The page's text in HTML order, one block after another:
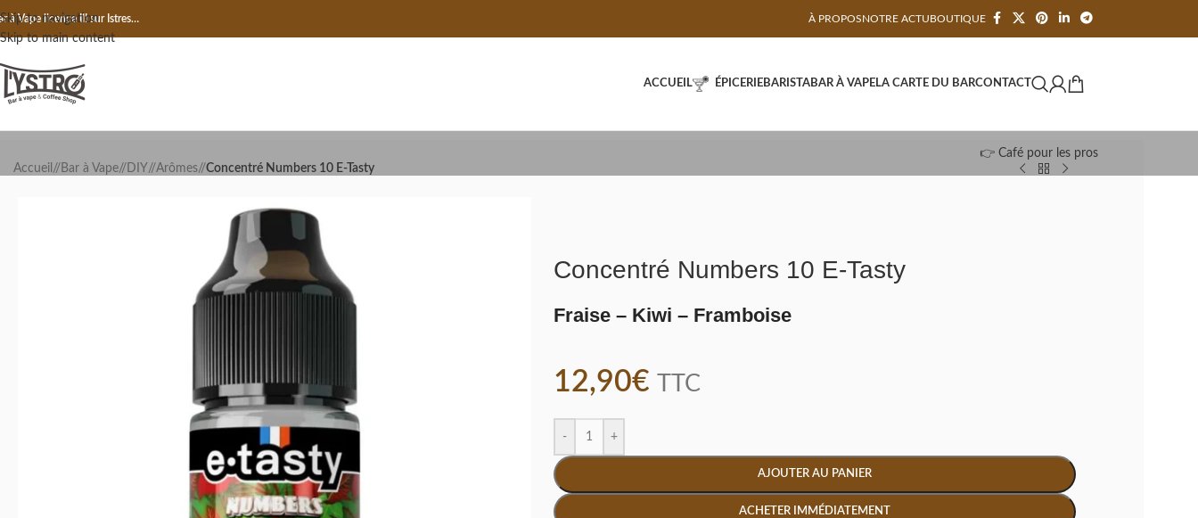
Skip to navigation
Skip to main content
à Vape licence III sur Istres… À PROPOSNOTRE ACTUBOUTIQUE
ACCUEIL ÉPICERIEBARISTABAR À VAPELA CARTE DU BARCONTACT
👉 Café pour les pros
Accueil / Bar à Vape/ DIY/ Arômes/ Concentré Numbers 10 E-Tasty
Concentré Numbers 10 E-Tasty
Fraise – Kiwi – Framboise
12,90€ TTC
- +
AJOUTER AU PANIER
ACHETER IMMÉDIATEMENT